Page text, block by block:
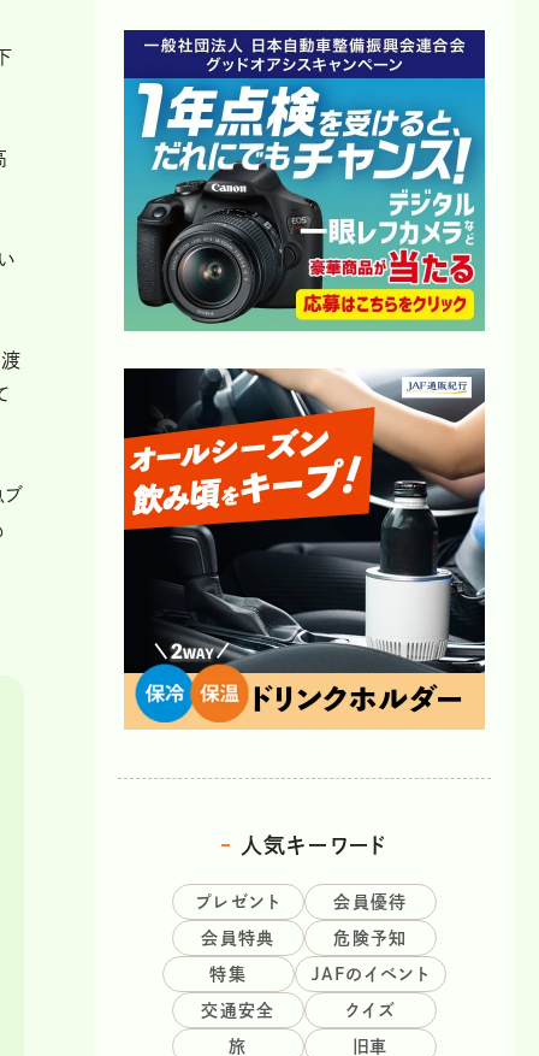
ブ
人気キーワード
プレゼント 会員優待
会員特典 危険予知
特集 JAFのイベント
交通安全 クイズ
旅 旧車